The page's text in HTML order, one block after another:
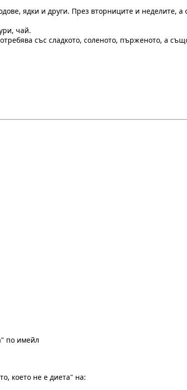
ядки и други. През вторниците и неделите,
чай.
със сладкото, соленото, пърженото, а
по имейл
което не е диета" на: